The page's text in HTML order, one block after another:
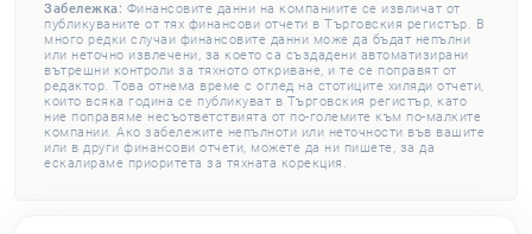
Забележка: Финансовите данни на компаниите се извличат от
публикуваните от тях финансови отчети в Търговския регистър. В
много редки случаи финансовите данни може да бъдат непълни
или неточно извлечени, за което са създадени автоматизирани
вътрешни контроли за тяхното откриване, и те се поправят от
редактор. Това отнема време с оглед на стотиците хиляди отчети,
които всяка година се публикуват в Търговския регистър, като
ние поправяме несъответствията от по-големите към по-малките
компании. Ако забележите непълноти или неточности във вашите
или в други финансови отчети, можете да ни пишете, за да
ескалираме приоритета за тяхната корекция.